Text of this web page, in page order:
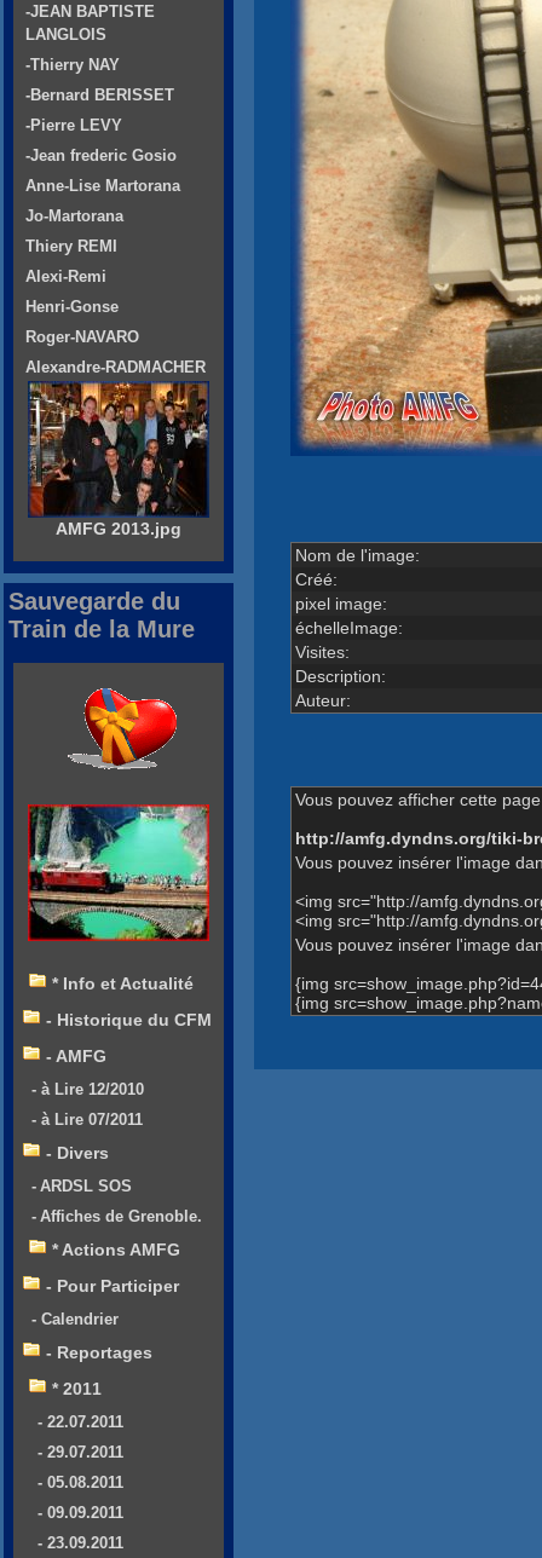
Nom de l'image:
Créé:
pixel image:
échelleImage:
Visites:
Description:
Auteur:
Vous pouvez afficher cette
http://amfg.dyndns.org/tiki-
Vous pouvez insérer l'image
<img src="http://
<img src="http://
Vous pouvez insérer l'image
{img
{img
-JEAN BAPTISTE
LANGLOIS
-Thierry NAY
-Bernard BERISSET
-Pierre LEVY
-Jean frederic Gosio
Anne-Lise Martorana
Jo-Martorana
Thiery REMI
Alexi-Remi
Henri-Gonse
Roger-NAVARO
Alexandre-RADMACHER
AMFG 2013.jpg
Sauvegarde du
Train de la Mure
* Info et Actualité
- Historique du CFM
- AMFG
- à Lire 12/2010
- à Lire 07/2011
- Divers
- ARDSL SOS
- Affiches de Grenoble.
* Actions AMFG
- Pour Participer
- Calendrier
- Reportages
* 2011
- 22.07.2011
- 29.07.2011
- 05.08.2011
- 09.09.2011
- 23.09.2011